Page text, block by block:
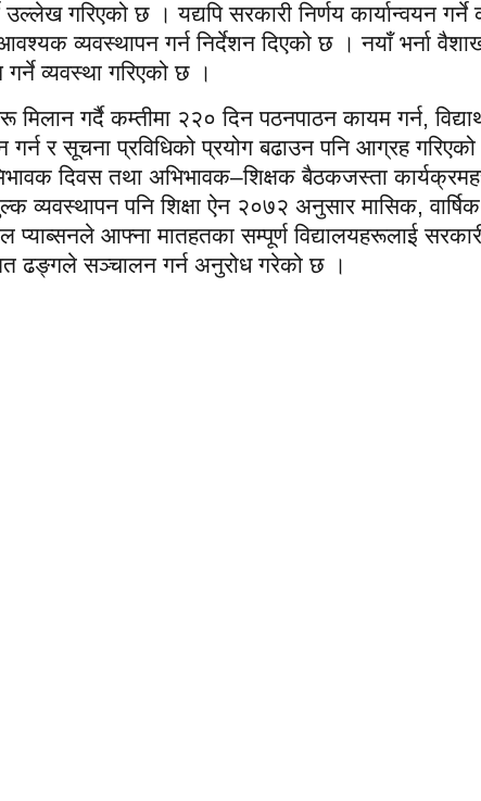
गरिएको छ । यद्यपि सरकारी निर्णय कार्यान्वयन गर्ने
व्यवस्थापन गर्न निर्देशन दिएको छ । नयाँ भर्ना
व्यवस्था गरिएको छ ।
गर्दै कम्तीमा २२० दिन पठनपाठन कायम गर्न,
गर्न र सूचना प्रविधिको प्रयोग बढाउन पनि आग्रह
दिवस तथा अभिभावक–शिक्षक बैठकजस्ता
व्यवस्थापन पनि शिक्षा ऐन २०७२ अनुसार मासिक,
प्याब्सनले आफ्ना मातहतका सम्पूर्ण विद्यालयहरूलाई
ढङ्गले सञ्चालन गर्न अनुरोध गरेको छ ।